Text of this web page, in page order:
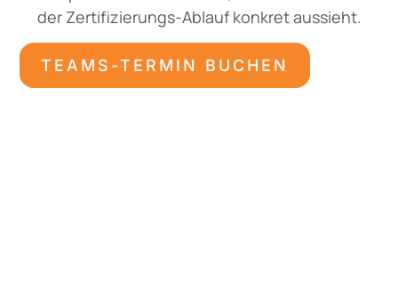
der Zertifizierungs-Ablauf konkret aussieht.
TEAMS-TERMIN BUCHEN